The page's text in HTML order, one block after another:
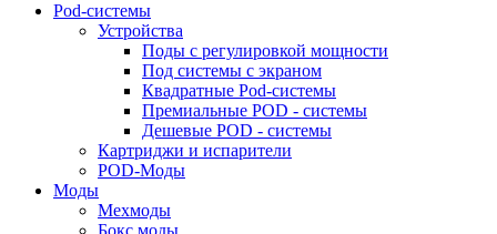
Pod-системы
Устройства
Поды с регулировкой мощности
Под системы с экраном
Квадратные Pod-системы
Премиальные POD - системы
Дешевые POD - системы
Картриджи и испарители
POD-Моды
Моды
Мехмоды
Бокс моды